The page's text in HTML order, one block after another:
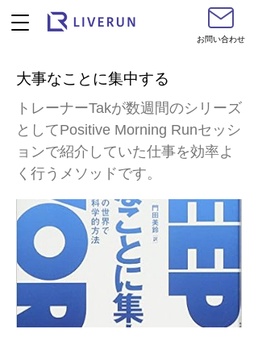
お問い合わせ
大事なことに集中する
トレーナーTakが数週間のシリーズ
としてPositive Morning Runセッシ
ョンで紹介していた仕事を効率よ
く行うメソッドです。